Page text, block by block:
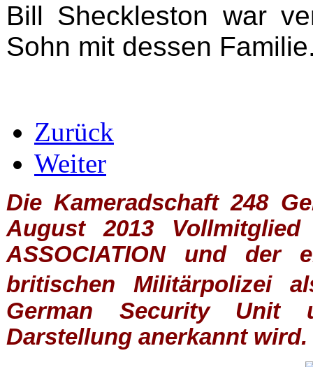
Bill Sheckleston war
Sohn mit dessen
Zurück
Weiter
Die Kameradschaft 248
August 2013
ASSOCIATIONund der
britischen
Militärpolizei
German Security Unit
Darstellung anerkannt wird.